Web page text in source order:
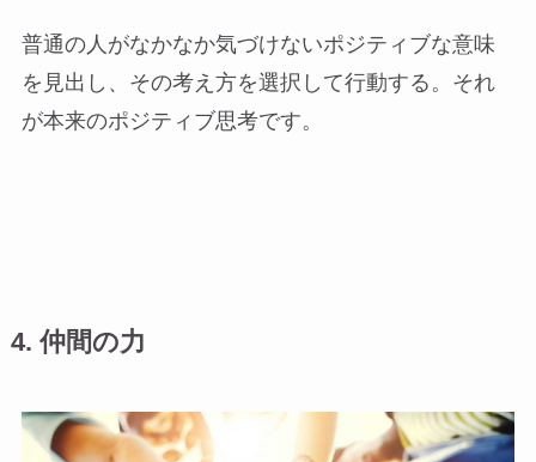
普通の人がなかなか気づけないポジティブな意味
を見出し、その考え方を選択して行動する。それ
が本来のポジティブ思考です。
4. 仲間の力